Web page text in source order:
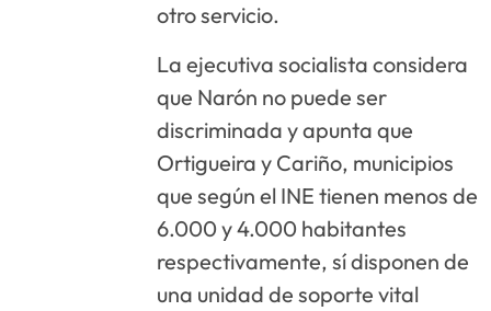
otro servicio.
La ejecutiva socialista considera
que Narón no puede ser
discriminada y apunta que
Ortigueira y Cariño, municipios
que según el INE tienen menos de
6.000 y 4.000 habitantes
respectivamente, sí disponen de
una unidad de soporte vital